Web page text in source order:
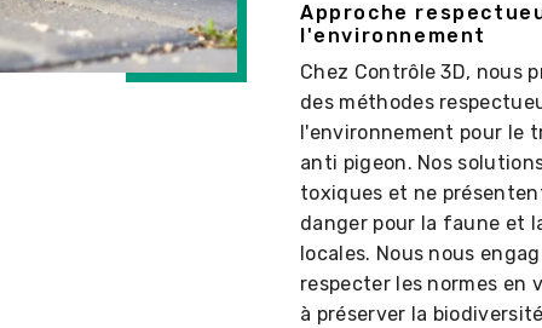
Approche
l'environnement
Chez Contrôle 3D, nous
des méthodes
l'environnement pour le
anti pigeon. Nos
toxiques et ne
danger pour la faune et
locales. Nous nous
respecter les normes en
à préserver la